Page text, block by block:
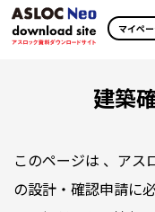
マイペ
建築
このページは 、アス
の設計・確認申請に